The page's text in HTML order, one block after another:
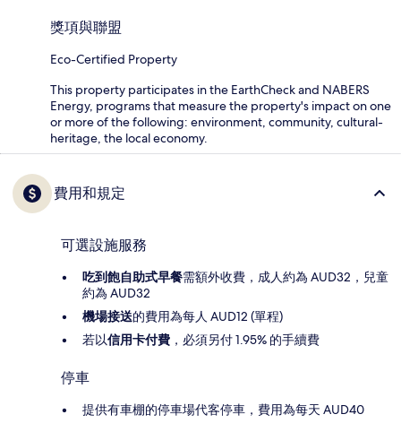
獎項與聯盟
Eco-Certified Property
This property participates in the EarthCheck and NABERS
Energy, programs that measure the property's impact on one
or more of the following: environment, community, cultural-
heritage, the local economy.
費用和規定
可選設施服務
吃到飽自助式早餐需額外收費，成人約為 AUD32，兒童
約為 AUD32
機場接送的費用為每人 AUD12 (單程)
若以信用卡付費 ，必須另付 1.95% 的手續費
停車
提供有車棚的停車場代客停車，費用為每天 AUD40